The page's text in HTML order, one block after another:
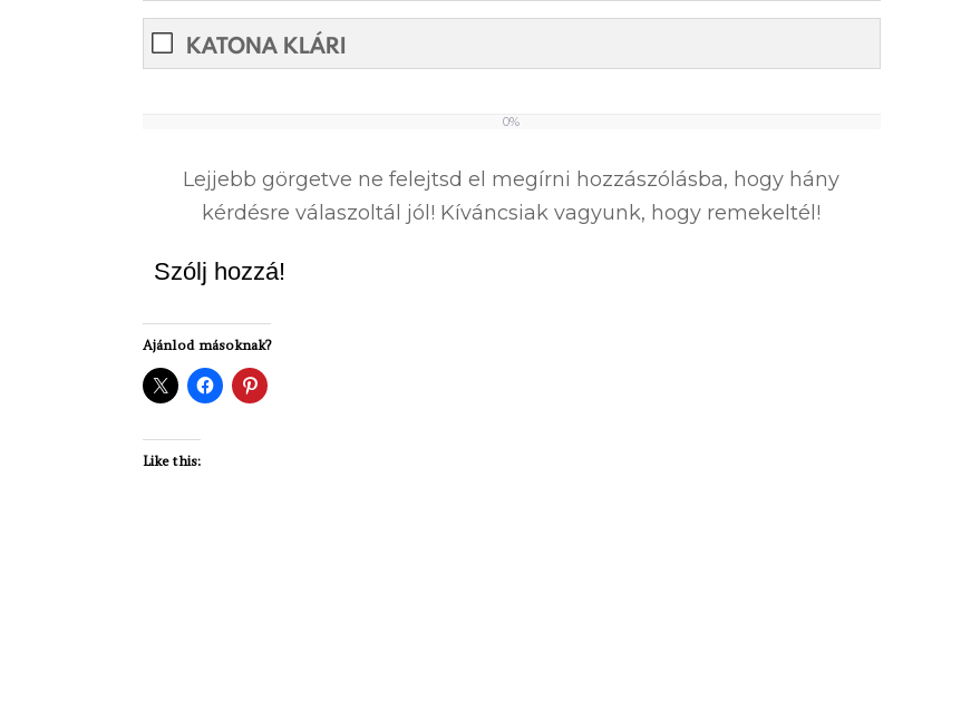
KATONA KLÁRI
0%
Lejjebb görgetve ne felejtsd el megírni hozzászólásba, hogy hány
kérdésre válaszoltál jól! Kíváncsiak vagyunk, hogy remekeltél!
Szólj hozzá!
Ajánlod másoknak?
Like this: